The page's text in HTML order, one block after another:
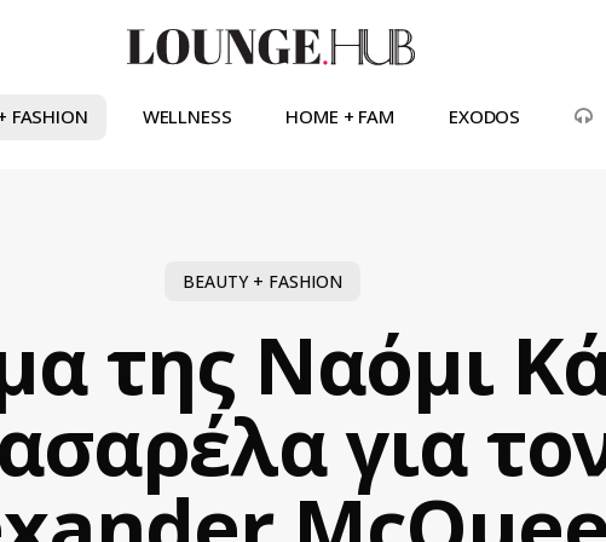
FASHION WELLNESS HOME + FAM EXODOS
BEAUTY + FASHION
της Ναόμι
για